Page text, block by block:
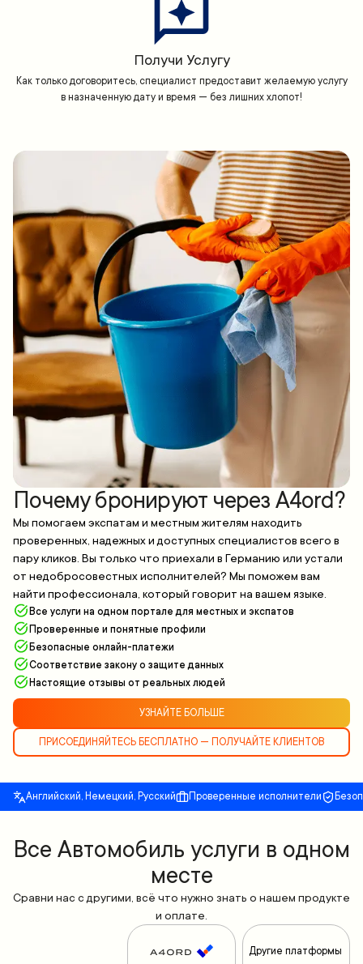
Получи Услугу
Как только договоритесь, специалист предоставит желаемую услугу
в назначенную дату и время — без лишних хлопот!
Почему бронируют через A4ord?
Мы помогаем экспатам и местным жителям находить
проверенных, надежных и доступных специалистов всего в
пару кликов. Вы только что приехали в Германию или устали
от недобросовестных исполнителей? Мы поможем вам
найти профессионала, который говорит на вашем языке.
Все услуги на одном портале для местных и экспатов
Проверенные и понятные профили
Безопасные онлайн-платежи
Соответствие закону о защите данных
Настоящие отзывы от реальных людей
УЗНАЙТЕ БОЛЬШЕ
ПРИСОЕДИНЯЙТЕСЬ БЕСПЛАТНО — ПОЛУЧАЙТЕ КЛИЕНТОВ
Английский, Немецкий, Русский Проверенные исполнители
Все Автомобиль услуги в одном
месте
Сравни нас с другими, всё что нужно знать о нашем продукте
и оплате.
Другие платформы